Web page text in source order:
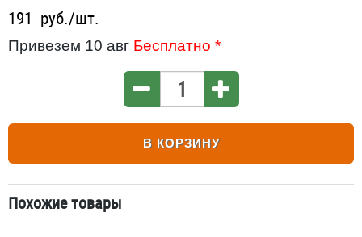
191 руб./шт.
Привезем 10 авг Бесплатно *
В КОРЗИНУ
Похожие товары